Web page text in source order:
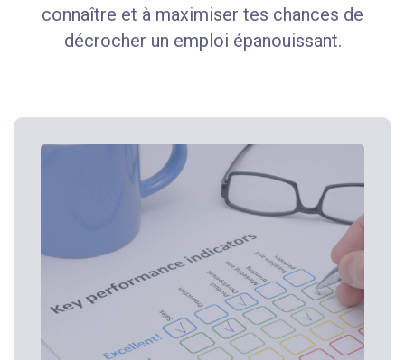
connaître et à maximiser tes chances de
décrocher un emploi épanouissant.